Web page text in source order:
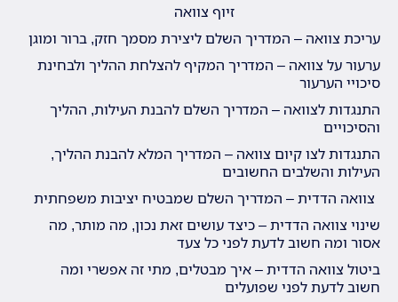
זיוף צוואה
עריכת צוואה – המדריך השלם ליצירת מסמך חזק, ברור ומוגן
ערעור על צוואה – המדריך המקיף להצלחת ההליך ולבחינת
סיכויי הערעור
התנגדות לצוואה – המדריך השלם להבנת העילות, ההליך
והסיכויים
התנגדות לצו קיום צוואה – המדריך המלא להבנת ההליך,
העילות והשלבים החשובים
צוואה הדדית – המדריך השלם שמבטיח יציבות משפחתית
שינוי צוואה הדדית – כיצד עושים זאת נכון, מה מותר, מה
אסור ומה חשוב לדעת לפני כל צעד
ביטול צוואה הדדית – איך מבטלים, מתי זה אפשרי ומה
חשוב לדעת לפני שפועלים